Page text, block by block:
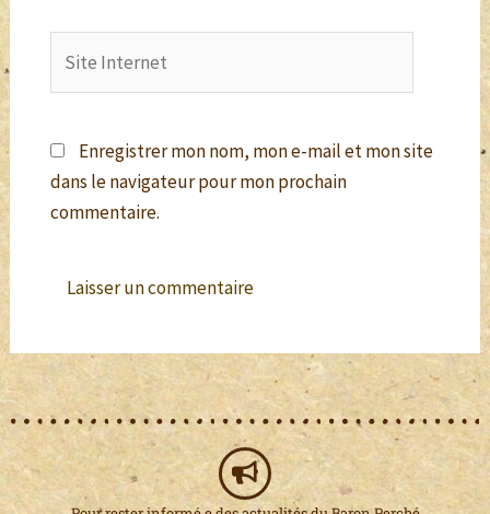
Enregistrer mon nom, mon e-mail et mon site
dans le navigateur pour mon prochain
commentaire.